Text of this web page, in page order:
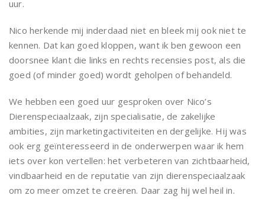
uur.
Nico herkende mij inderdaad niet en bleek mij ook niet te
kennen. Dat kan goed kloppen, want ik ben gewoon een
doorsnee klant die links en rechts recensies post, als die
goed (of minder goed) wordt geholpen of behandeld.
We hebben een goed uur gesproken over Nico’s
Dierenspeciaalzaak, zijn specialisatie, de zakelijke
ambities, zijn marketingactiviteiten en dergelijke. Hij was
ook erg geïnteresseerd in de onderwerpen waar ik hem
iets over kon vertellen: het verbeteren van zichtbaarheid,
vindbaarheid en de reputatie van zijn dierenspeciaalzaak
om zo meer omzet te creëren. Daar zag hij wel heil in.